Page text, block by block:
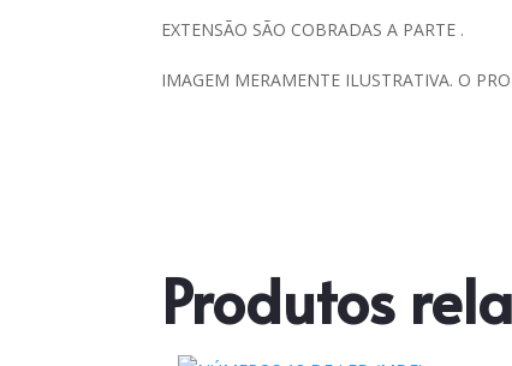
EXTENSÃO SÃO COBRADAS A PARTE .
IMAGEM MERAMENTE ILUSTRATIVA. O
Produtos